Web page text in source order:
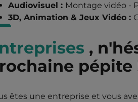
Audiovisuel : Montage vidéo -
3D, Animation & Jeux Vidéo :
,
pépite
êtes une entreprise et vous